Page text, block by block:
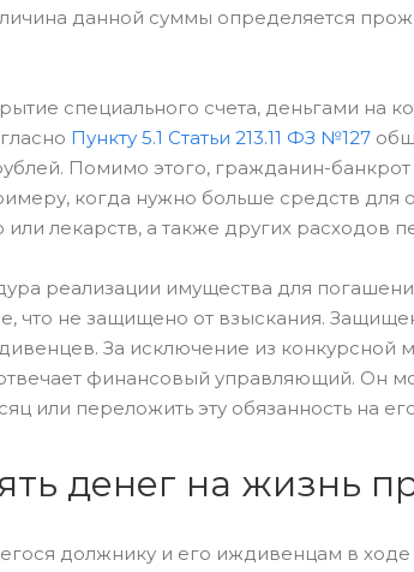
данной суммы определяется
специального счета, деньгами на
Пункту 5.1 Статьи 213.11 ФЗ №127
Помимо этого, гражданин-
когда нужно больше средств для
лекарств, а также других расходов
реализации имущества для
что не защищено от взыскания.
За исключение из конкурсной
финансовый управляющий. Он
или переложить эту обязанность на
денег на жизнь
должнику и его иждивенцам в ходе